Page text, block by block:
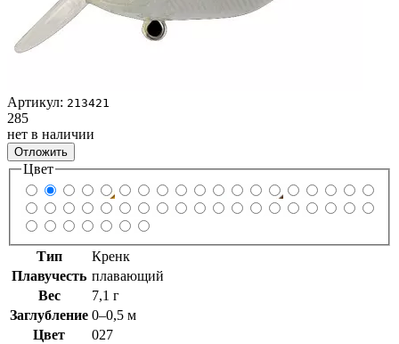
Артикул: 213421
285
нет в наличии
Отложить
Цвет
Тип
Кренк
Плавучесть плавающий
Вес
7,1 г
Заглубление 0–0,5 м
Цвет
027